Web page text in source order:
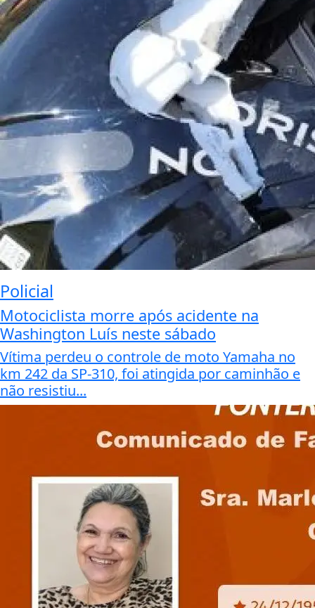
Policial
Motociclista morre após acidente na
Washington Luís neste sábado
Vítima perdeu o controle de moto Yamaha no
km 242 da SP-310, foi atingida por caminhão e
não resistiu...